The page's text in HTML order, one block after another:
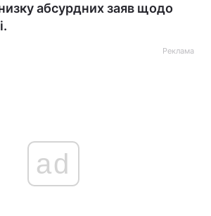
абсурдних заяв щодо
Реклама
ad